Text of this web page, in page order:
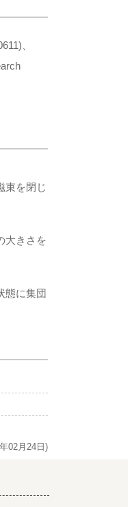
、
束を閉じ
大きさを
態に集団
02月24日)